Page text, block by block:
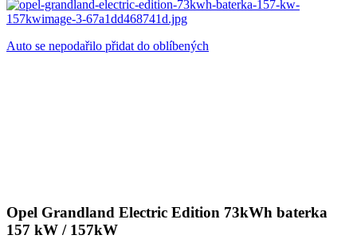
Auto se nepodařilo přidat do oblíbených
Opel Grandland Electric Edition 73kWh baterka
157 kW / 157kW